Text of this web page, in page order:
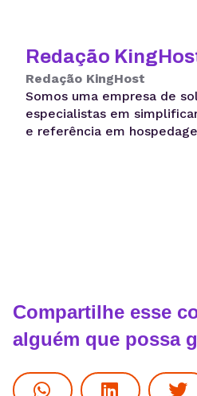
Redação
Redação KingHost
Somos uma empresa de
especialistas em
e referência em
Compartilhe esse
alguém que possa